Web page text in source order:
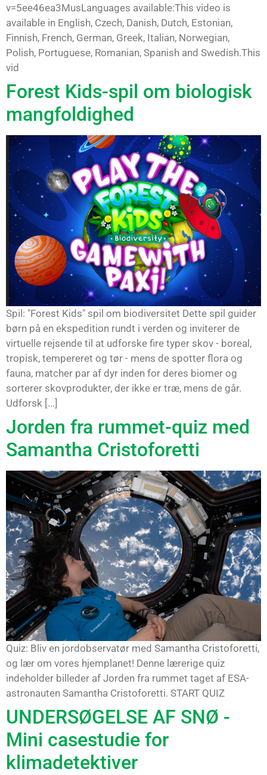
v=5ee46ea3MusLanguages available:This video is
available in English, Czech, Danish, Dutch, Estonian,
Finnish, French, German, Greek, Italian, Norwegian,
Polish, Portuguese, Romanian, Spanish and Swedish.This
vid
Forest Kids-spil om biologisk
mangfoldighed
Spil: "Forest Kids" spil om biodiversitet Dette spil guider
børn på en ekspedition rundt i verden og inviterer de
virtuelle rejsende til at udforske fire typer skov - boreal,
tropisk, tempereret og tør - mens de spotter flora og
fauna, matcher par af dyr inden for deres biomer og
sorterer skovprodukter, der ikke er træ, mens de går.
Udforsk [...]
Jorden fra rummet-quiz med
Samantha Cristoforetti
Quiz: Bliv en jordobservatør med Samantha Cristoforetti,
og lær om vores hjemplanet! Denne lærerige quiz
indeholder billeder af Jorden fra rummet taget af ESA-
astronauten Samantha Cristoforetti. START QUIZ
UNDERSØGELSE AF SNØ -
Mini casestudie for
klimadetektiver